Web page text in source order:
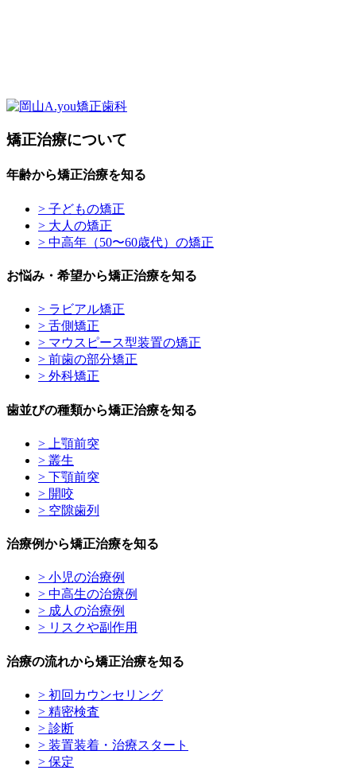
矯正治療について
年齢から矯正治療を知る
> 子どもの矯正
> 大人の矯正
> 中高年（50〜60歳代）の矯正
お悩み・希望から矯正治療を知る
> ラビアル矯正
> 舌側矯正
> マウスピース型装置の矯正
> 前歯の部分矯正
> 外科矯正
歯並びの種類から矯正治療を知る
> 上顎前突
> 叢生
> 下顎前突
> 開咬
> 空隙歯列
治療例から矯正治療を知る
> 小児の治療例
> 中高生の治療例
> 成人の治療例
> リスクや副作用
治療の流れから矯正治療を知る
> 初回カウンセリング
> 精密検査
> 診断
> 装置装着・治療スタート
> 保定